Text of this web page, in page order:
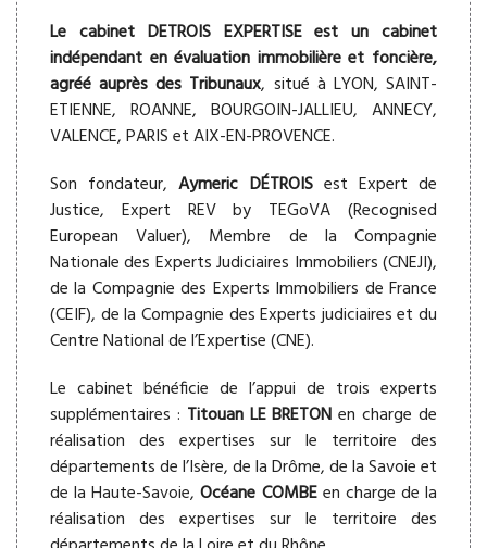
Le cabinet DETROIS EXPERTISE est un cabinet
indépendant en évaluation immobilière et foncière,
agréé auprès des Tribunaux, situé à LYON, SAINT-
ETIENNE, ROANNE, BOURGOIN-JALLIEU, ANNECY,
VALENCE, PARIS et AIX-EN-PROVENCE.
Son fondateur,Aymeric DÉTROISest Expert de
Justice, Expert REV by TEGoVA (Recognised
European Valuer), Membre de la Compagnie
Nationale des Experts Judiciaires Immobiliers (CNEJI),
de la Compagnie des Experts Immobiliers de France
(CEIF), de la Compagnie des Experts judiciaires et du
Centre National de l’Expertise (CNE).
Le cabinet bénéficie de l’appui de trois experts
supplémentaires : Titouan LE BRETON en charge de
réalisation des expertises sur le territoire des
départements de l’Isère, de la Drôme, de la Savoie et
de la Haute-Savoie,Océane COMBEen charge de la
réalisation des expertises sur le territoire des